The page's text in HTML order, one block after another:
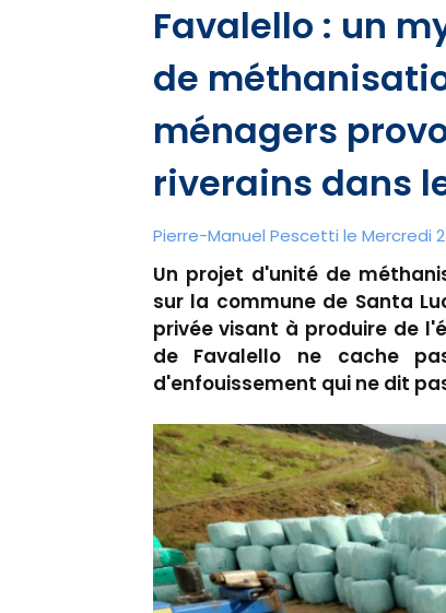
Favalello : un
de
ménagers
riverains dans
Pierre-Manuel Pescetti le Mercredi 2
Un projet d'unité de
sur la commune de Santa
privée visant à produire de
de Favalello ne cache
d'enfouissement qui ne dit